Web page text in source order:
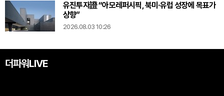
유진투자證 “아모레퍼시픽, 북미·유럽 성장에 목표가
상향”
2026.08.03 10:26
더파워LIVE